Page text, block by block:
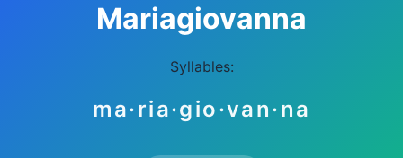
Mariagiovanna
Syllables:
ma·ria·gio·van·na